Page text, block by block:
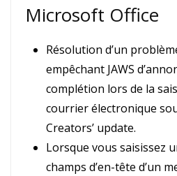
Microsoft Office
Résolution d’un
empêchant JAWS
complétion lors de la
courrier électronique
Creators’ update.
Lorsque vous saisissez
champs d’en-tête d’un